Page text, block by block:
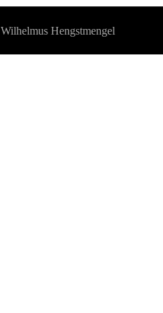
Wilhelmus Hengstmengel